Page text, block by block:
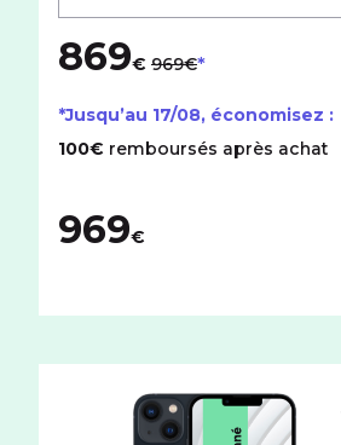
869€ 969€
*Jusqu’au 17/08, économisez :
100€ remboursés après achat
969€